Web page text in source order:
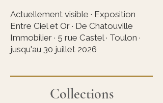
Actuellement visible · Exposition
Entre Ciel et Or · De Chatouville
Immobilier · 5 rue Castel · Toulon ·
jusqu'au 30 juillet 2026
Collections